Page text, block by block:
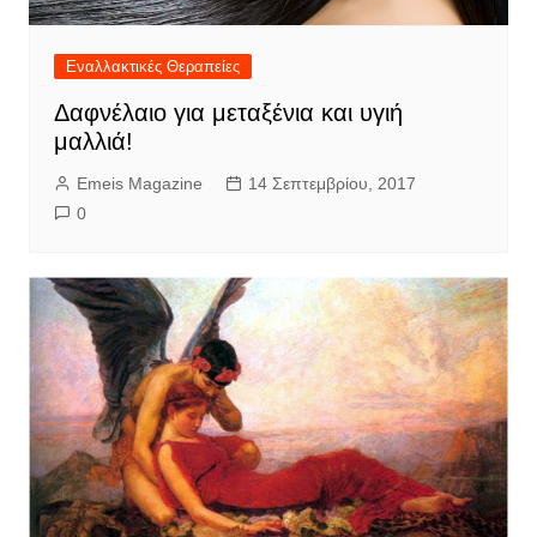
Εναλλακτικές Θεραπείες
Δαφνέλαιο για μεταξένια και υγιή
μαλλιά!
Emeis Magazine
14 Σεπτεμβρίου, 2017
0